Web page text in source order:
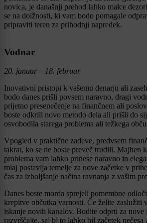
novica, je današnji prehod lahko malce
se na dolžnosti, ki vam bodo pomagale
pripraviti teren za prihodnji napredek.
Vodnar
20. januar – 18. februar
Inovativni pristopi k vašemu denarju ali
bodo danes prišli povsem naravno, dragi
prijetno presenečenje na finančnem ali
boste odkrili novo metodo dela ali prišli do
osvobodila starega problema ali težkega
Vpogled v praktične zadeve, predvsem
takrat, ko se ne boste preveč trudili. Majhen
problema vam lahko prinese naravno in
mlaj postavlja temelje za nove začetke v
čas za izboljšanje načina ravnanja z vašim
Danes boste morda sprejeli pomembne
krepitve občutka varnosti. Če želite zaslužiti
iskanje novih kanalov. Bodite odprti za
razvrščajte, saj bi to lahko bil začetek nečesa